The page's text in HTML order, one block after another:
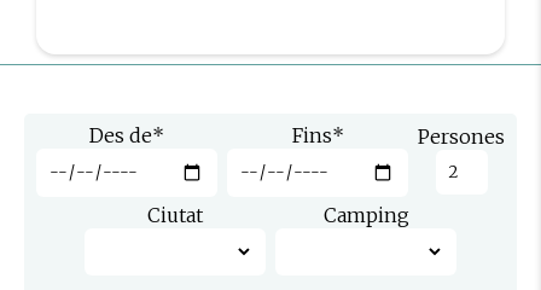
Des de* Fins* Persones
Ciutat Camping